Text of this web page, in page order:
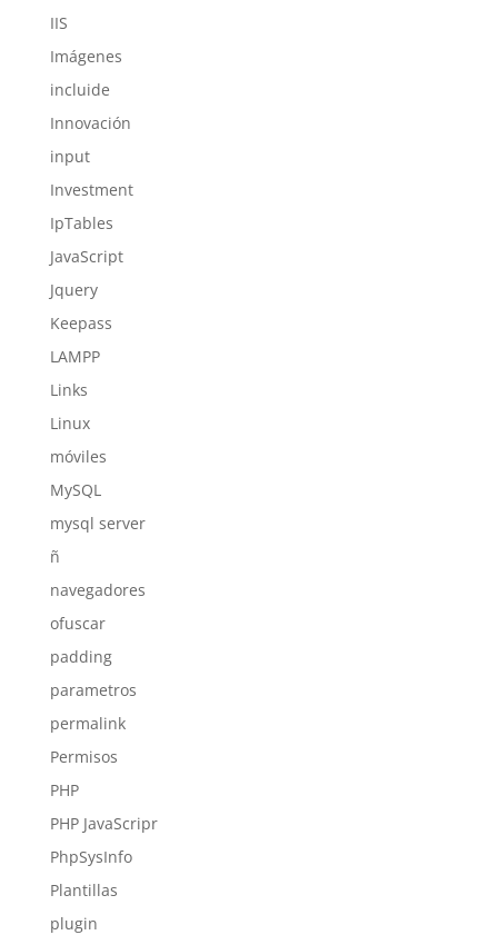
IIS
Imágenes
incluide
Innovación
input
Investment
IpTables
JavaScript
Jquery
Keepass
LAMPP
Links
Linux
móviles
MySQL
mysql server
ñ
navegadores
ofuscar
padding
parametros
permalink
Permisos
PHP
PHP JavaScripr
PhpSysInfo
Plantillas
plugin